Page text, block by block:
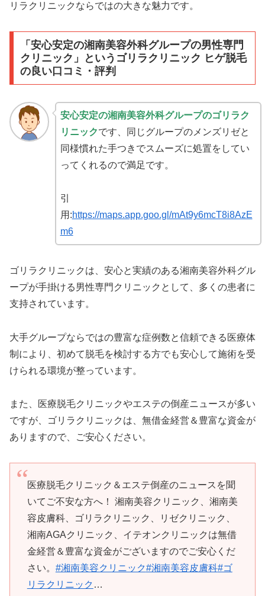
リラクリニックならではの大きな魅力です。
「安心安定の湘南美容外科グループの男性専門
クリニック」というゴリラクリニック ヒゲ脱毛
の良い口コミ・評判
安心安定の湘南美容外科グループのゴリラク
リニックです、同じグループのメンズリゼと
同様慣れた手つきでスムーズに処置をしてい
ってくれるので満足です。
引
用:https://maps.app.goo.gl/mAt9y6mcT8i8AzE
m6
ゴリラクリニックは、安心と実績のある湘南美容外科グル
ープが手掛ける男性専門クリニックとして、多くの患者に
支持されています。
大手グループならではの豊富な症例数と信頼できる医療体
制により、初めて脱毛を検討する方でも安心して施術を受
けられる環境が整っています。
また、医療脱毛クリニックやエステの倒産ニュースが多い
ですが、ゴリラクリニックは、無借金経営＆豊富な資金が
ありますので、ご安心ください。
医療脱毛クリニック＆エステ倒産のニュースを聞
いてご不安な方へ！ 湘南美容クリニック、湘南美
容皮膚科、ゴリラクリニック、リゼクリニック、
湘南AGAクリニック、イテオンクリニックは無借
金経営＆豊富な資金がございますのでご安心くだ
さい。 #湘南美容クリニック#湘南美容皮膚科#ゴ
リラクリニック …